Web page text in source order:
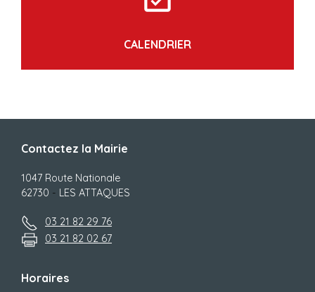
CALENDRIER
Contactez la Mairie
1047 Route Nationale
62730 - LES ATTAQUES
03 21 82 29 76
03 21 82 02 67
Horaires